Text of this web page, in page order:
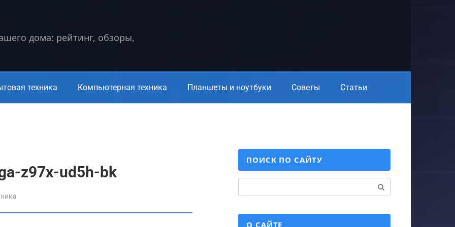
дома: рейтинг, обзоры,
техника Компьютерная техника Планшеты и ноутбуки Советы Статьи
z97x-ud5h-bk
ПОИСК ПО САЙТУ
О САЙТЕ